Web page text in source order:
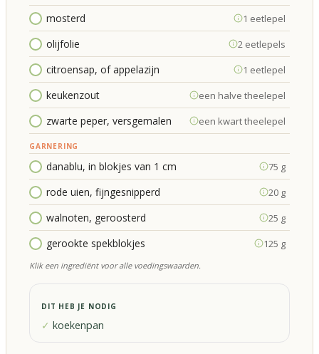
mosterd 1 eetlepel
olijfolie 2 eetlepels
citroensap, of appelazijn 1 eetlepel
keukenzout een halve theelepel
zwarte peper, versgemalen een kwart theelepel
GARNERING
danablu, in blokjes van 1 cm 75 g
rode uien, fijngesnipperd 20 g
walnoten, geroosterd 25 g
gerookte spekblokjes 125 g
Klik een ingrediënt voor alle voedingswaarden.
DIT HEB JE NODIG
koekenpan